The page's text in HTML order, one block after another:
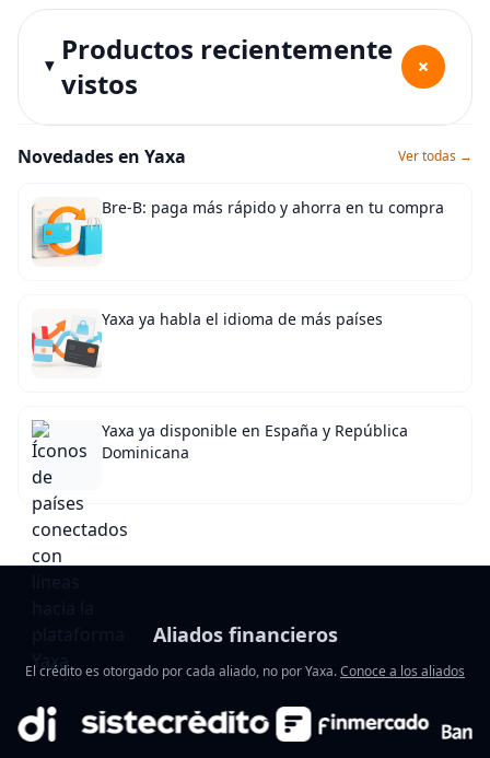
Productos recientemente
vistos
+
Novedades en Yaxa Ver todas →
Bre-B: paga más rápido y ahorra en tu compra
Yaxa ya habla el idioma de más países
Yaxa ya disponible en España y República
Dominicana
Aliados financieros
El crédito es otorgado por cada aliado, no por Yaxa.Conoce a los aliados